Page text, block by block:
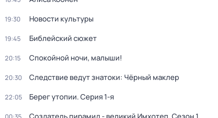
19:30 Новости культуры
19:45 Библейский сюжет
20:15 Спокойной ночи, малыши!
20:30 Следствие ведут знатоки: Чёрный маклер
22:05 Берег утопии. Серия 1-я